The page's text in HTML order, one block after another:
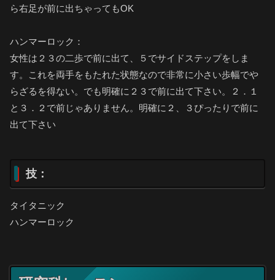
ら右足が前に出ちゃってもOK
ハンマーロック：
女性は２３の二歩で前に出て、５でサイドステップをしま
す。これを両手をもたれた状態なので非常に小さい歩幅でや
らざるを得ない。でも明確に２３で前に出て下さい。２．１
と３．２で前じゃありません。明確に２、３ぴったりで前に
出て下さい
技：
タイタニック
ハンマーロック